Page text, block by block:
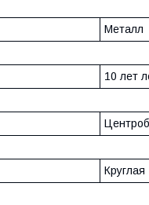
Металл
10 лет
Круглая